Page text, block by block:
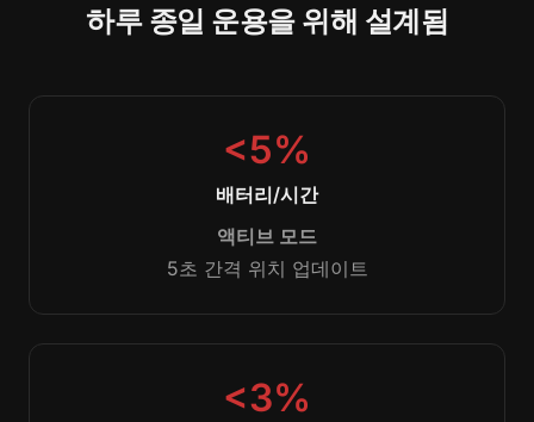
하루 종일 운용을 위해 설계됨
<5%
배터리/시간
액티브 모드
5초 간격 위치 업데이트
<3%